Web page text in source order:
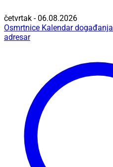
četvrtak - 06.08.2026
Osmrtnice Kalendar događanja
adresar